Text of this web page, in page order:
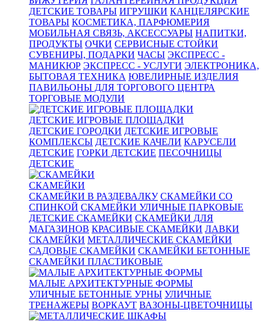
ДЕТСКИЕ ТОВАРЫ ИГРУШКИ КАНЦЕЛЯРСКИЕ
ТОВАРЫ КОСМЕТИКА, ПАРФЮМЕРИЯ
МОБИЛЬНАЯ СВЯЗЬ, АКСЕССУАРЫ НАПИТКИ,
ПРОДУКТЫ ОЧКИ СЕРВИСНЫЕ СТОЙКИ
СУВЕНИРЫ, ПОДАРКИ ЧАСЫ ЭКСПРЕСС -
МАНИКЮР ЭКСПРЕСС - УСЛУГИ ЭЛЕКТРОНИКА,
БЫТОВАЯ ТЕХНИКА ЮВЕЛИРНЫЕ ИЗДЕЛИЯ
ПАВИЛЬОНЫ ДЛЯ ТОРГОВОГО ЦЕНТРА
ТОРГОВЫЕ МОДУЛИ
ДЕТСКИЕ ИГРОВЫЕ ПЛОЩАДКИ
ДЕТСКИЕ ГОРОДКИ ДЕТСКИЕ ИГРОВЫЕ
КОМПЛЕКСЫ ДЕТСКИЕ КАЧЕЛИ КАРУСЕЛИ
ДЕТСКИЕ ГОРКИ ДЕТСКИЕ ПЕСОЧНИЦЫ
ДЕТСКИЕ
СКАМЕЙКИ
СКАМЕЙКИ В РАЗДЕВАЛКУ СКАМЕЙКИ СО
СПИНКОЙ СКАМЕЙКИ УЛИЧНЫЕ ПАРКОВЫЕ
ДЕТСКИЕ СКАМЕЙКИ СКАМЕЙКИ ДЛЯ
МАГАЗИНОВ КРАСИВЫЕ СКАМЕЙКИ ЛАВКИ
СКАМЕЙКИ МЕТАЛЛИЧЕСКИЕ СКАМЕЙКИ
САДОВЫЕ СКАМЕЙКИ СКАМЕЙКИ БЕТОННЫЕ
СКАМЕЙКИ ПЛАСТИКОВЫЕ
МАЛЫЕ АРХИТЕКТУРНЫЕ ФОРМЫ
УЛИЧНЫЕ БЕТОННЫЕ УРНЫ УЛИЧНЫЕ
ТРЕНАЖЕРЫ ВОРКАУТ ВАЗОНЫ-ЦВЕТОЧНИЦЫ